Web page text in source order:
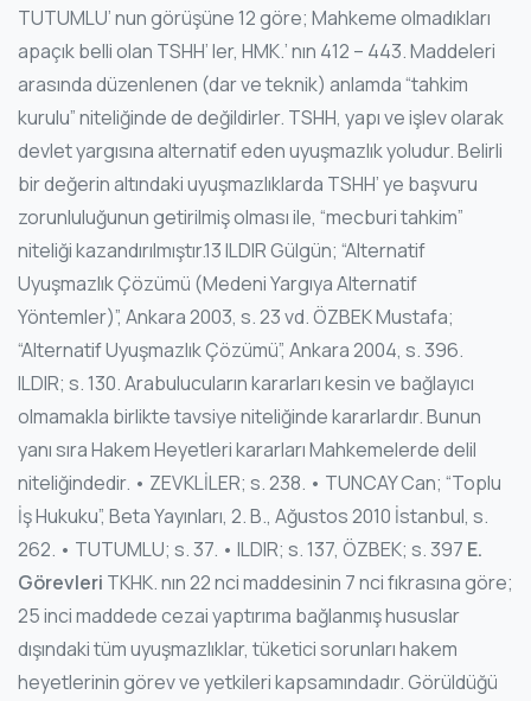
TUTUMLU’ nun görüşüne 12 göre; Mahkeme olmadıkları
apaçık belli olan TSHH’ ler, HMK.’ nın 412 – 443. Maddeleri
arasında düzenlenen (dar ve teknik) anlamda “tahkim
kurulu” niteliğinde de değildirler. TSHH, yapı ve işlev olarak
devlet yargısına alternatif eden uyuşmazlık yoludur. Belirli
bir değerin altındaki uyuşmazlıklarda TSHH’ ye başvuru
zorunluluğunun getirilmiş olması ile, “mecburi tahkim”
niteliği kazandırılmıştır.13 ILDIR Gülgün; “Alternatif
Uyuşmazlık Çözümü (Medeni Yargıya Alternatif
Yöntemler)”, Ankara 2003, s. 23 vd. ÖZBEK Mustafa;
“Alternatif Uyuşmazlık Çözümü”, Ankara 2004, s. 396.
ILDIR; s. 130. Arabulucuların kararları kesin ve bağlayıcı
olmamakla birlikte tavsiye niteliğinde kararlardır. Bunun
yanı sıra Hakem Heyetleri kararları Mahkemelerde delil
niteliğindedir. • ZEVKLİLER; s. 238. • TUNCAY Can; “Toplu
İş Hukuku”, Beta Yayınları, 2. B., Ağustos 2010 İstanbul, s.
262. • TUTUMLU; s. 37. • ILDIR; s. 137, ÖZBEK; s. 397 E.
Görevleri TKHK. nın 22 nci maddesinin 7 nci fıkrasına göre;
25 inci maddede cezai yaptırıma bağlanmış hususlar
dışındaki tüm uyuşmazlıklar, tüketici sorunları hakem
heyetlerinin görev ve yetkileri kapsamındadır. Görüldüğü